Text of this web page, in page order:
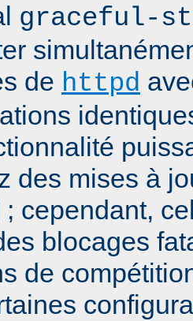
graceful-
de httpd
des mises à
; cependant,
blocages
de